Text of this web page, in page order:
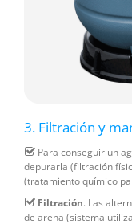
3. Filtración y
Para conseguir un
depurarla (filtración
(tratamiento químico
Filtración. Las
de arena (sistema